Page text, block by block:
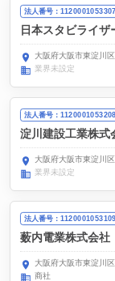
法人番号：1120001053307
日本スタビライ
大阪府大阪市東淀川
業界未設定
法人番号：1120001053208
淀川建設工業株式
大阪府大阪市東淀川
業界未設定
法人番号：1120001053109
薮内電業株式会社
大阪府大阪市東淀川
商社